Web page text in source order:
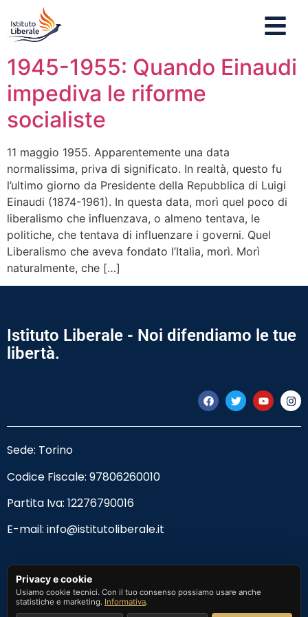
1945-1955: Quando Einaudi
impediva le riforme
socialiste
11 maggio 1955. Apparentemente una data
normalissima, priva di significato. In realtà, questo fu
l’ultimo giorno da Presidente della Repubblica di Luigi
Einaudi (1874-1961). In questa data, morì quel poco di
liberalismo che influenzava, o almeno tentava, le
politiche, che tentava di influenzare i governi. Quel
Liberalismo che aveva fondato l’Italia, morì. Morì
naturalmente, che […]
Istituto Liberale - Noi difendiamo le tue
libertà.
Sede: Torino
Codice Fiscale: 97806260010
Partita Iva: 12276790016
E-mail: info@istitutoliberale.it
Privacy Policy
Privacy e cookie
Usiamo cookie tecnici. Con il tuo consenso possiamo usare anche
statistiche e marketing. Informativa.